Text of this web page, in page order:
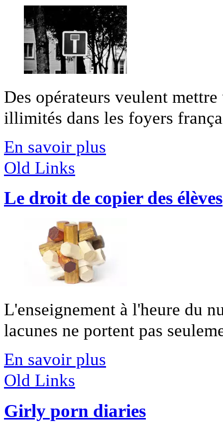
Des opérateurs veulent
illimités dans les foyers
En savoir plus
Old Links
Le droit de copier des élèves
L'enseignement à l'heure du
lacunes ne portent pas
En savoir plus
Old Links
Girly porn diaries